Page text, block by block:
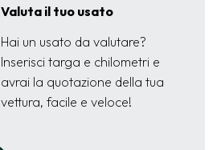
Valuta il tuo usato
Hai un usato da valutare?
Inserisci targa e chilometri e
avrai la quotazione della tua
vettura, facile e veloce!